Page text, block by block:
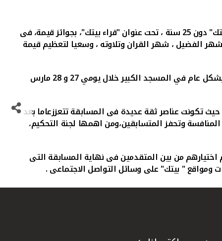
اعلن بيت التمويل الكويتى "بيتك" عن تنظيم النسخة العاشرة من المسابقة السنوية لتلاوة القرآن الكريم المخصصة لعملاء "بيتك" دون 25 سنة ، تحت عنوان "قراء بيتك"، بجوائز قيمة، فى
الشهر الفضيل ، شهر القران وتلاوته ، وسعيا لتعظيم قيمة
وسيتم التواصل مع المشاركين الذين تنطبق عليهم الشروط لتحديد وقت التسميع الخاص بهم ، وقد تحدد ان يكون التسميع بشكل عام في المسجد الكبير خلال يومي 27 و 28 مارس
تكونت عناصر ثقة عديدة فى المسابقة تتعززعاما بعد
وتحفز المتسابقين،ومن اهمها لجنة التحكيم،
الجوائز على الفائزين الذين سيتم اختيارهم من بين المتقدمين فى نهاية المسابقة التى
ومواقع " بيتك" على وسائل التواصل الاجتماعى.